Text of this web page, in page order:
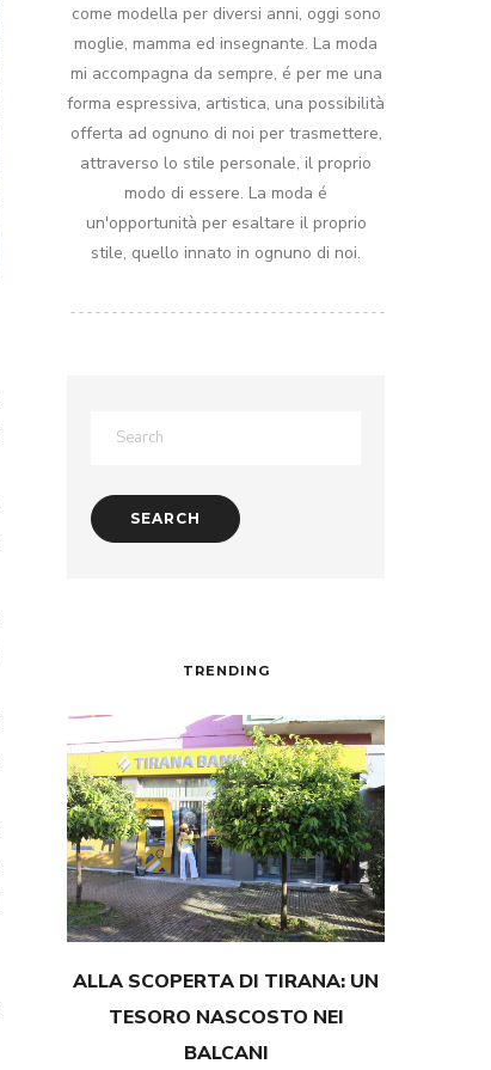
come modella per diversi anni, oggi sono
moglie, mamma ed insegnante. La moda
mi accompagna da sempre, é per me una
forma espressiva, artistica, una possibilità
offerta ad ognuno di noi per trasmettere,
attraverso lo stile personale, il proprio
modo di essere. La moda é
un'opportunità per esaltare il proprio
stile, quello innato in ognuno di noi.
TRENDING
ALLA SCOPERTA DI TIRANA: UN
TESORO NASCOSTO NEI
BALCANI